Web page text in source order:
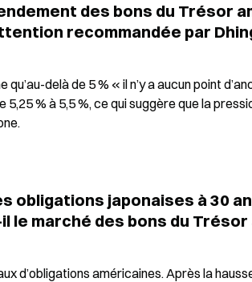
des bons du Trésor
recommandée par
delà de 5 % « il n’y a aucun point
% à 5,5 %, ce qui suggère que la
obligations japonaises à 30
le marché des bons du Trésor
d’obligations américaines. Après la